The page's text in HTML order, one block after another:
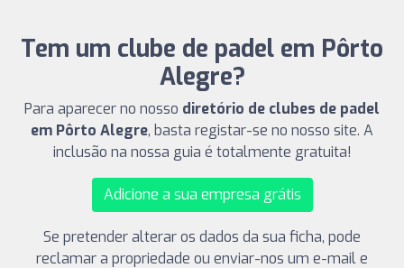
Tem um clube de padel em Pôrto
Alegre?
Para aparecer no nosso diretório de clubes de padel
em Pôrto Alegre, basta registar-se no nosso site. A
inclusão na nossa guia é totalmente gratuita!
Adicione a sua empresa grátis
Se pretender alterar os dados da sua ficha, pode
reclamar a propriedade ou enviar-nos um e-mail e